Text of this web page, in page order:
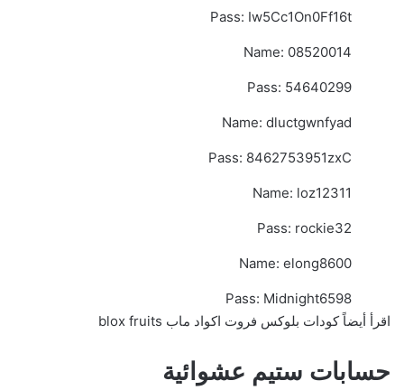
Pass: Iw5Cc1On0Ff16t
Name: 08520014
Pass: 54640299
Name: dluctgwnfyad
Pass: 8462753951zxC
Name: loz12311
Pass: rockie32
Name: elong8600
Pass: Midnight6598
اقرأ أيضاًكودات بلوكس فروت اكواد ماب blox fruits
حسابات ستيم عشوائية